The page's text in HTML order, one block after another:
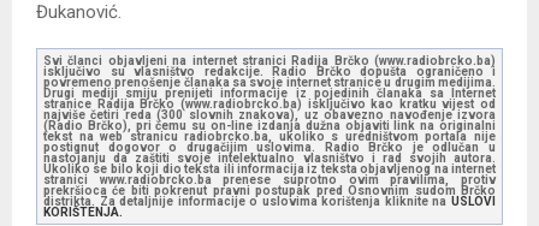
Đukanović.
Svi članci objavljeni na internet stranici Radija Brčko (www.radiobrcko.ba)
isključivo su vlasništvo redakcije. Radio Brčko dopušta ograničeno i
povremeno prenošenje članaka sa svoje internet stranice u drugim medijima.
Drugi mediji smiju prenijeti informacije iz pojedinih članaka sa Internet
stranice Radija Brčko (www.radiobrcko.ba) isključivo kao kratku vijest od
najviše četiri reda (300 slovnih znakova), uz obavezno navođenje izvora
(Radio Brčko), pri čemu su on-line izdanja dužna objaviti link na originalni
tekst na web stranicu radiobrcko.ba, ukoliko s uredništvom portala nije
postignut dogovor o drugačijim uslovima. Radio Brčko je odlučan u
nastojanju da zaštiti svoje intelektualno vlasništvo i rad svojih autora.
Ukoliko se bilo koji dio teksta ili informacija iz teksta objavljenog na internet
stranici www.radiobrcko.ba prenese suprotno ovim pravilima, protiv
prekršioca će biti pokrenut pravni postupak pred Osnovnim sudom Brčko
distrikta. Za detaljnije informacije o uslovima korištenja kliknite na USLOVI
KORIŠTENJA.